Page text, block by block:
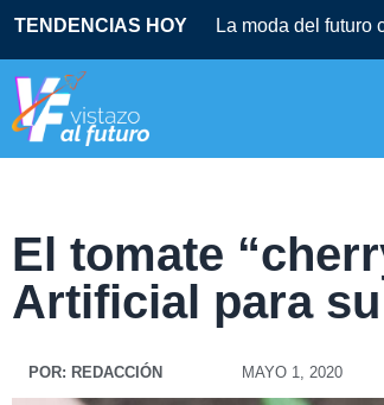
TENDENCIAS HOY La moda del futuro
El tomate
Artificial para
POR: REDACCIÓN MAYO 1, 2020